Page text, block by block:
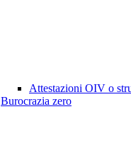
Attestazioni OIV o
Burocrazia zero